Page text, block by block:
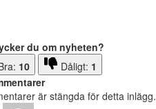
du om nyheten?
10 Dåligt: 1
är stängda för detta inlägg.